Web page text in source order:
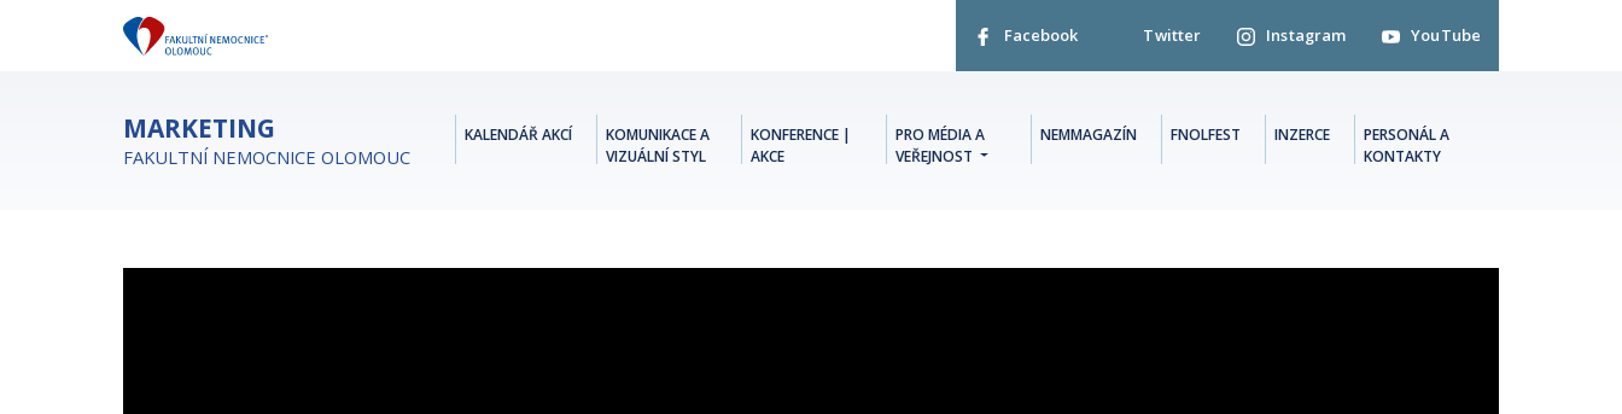
Facebook Twitter Instagram YouTube
MARKETING
FAKULTNÍ NEMOCNICE OLOMOUC
KALENDÁŘ AKCÍ
KOMUNIKACE A
VIZUÁLNÍ STYL
KONFERENCE |
AKCE
PRO MÉDIA A
VEŘEJNOST
NEMMAGAZÍN FNOLFEST INZERCE
PERSONÁL A
KONTAKTY